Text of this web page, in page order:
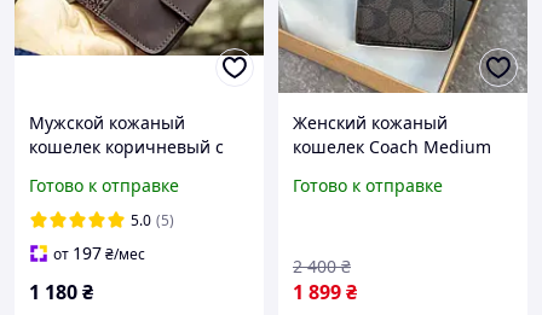
Мужской кожаный
кошелек коричневый с
Готово к отправке
5.0 (5)
от 197₴/мес
1 180₴
Женский кожаный
кошелек Coach Medium
Wallet Brown Black
Готово к отправке
1 899₴
2 400 ₴